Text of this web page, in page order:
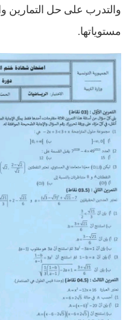
والتدرب على حل التمارين
مستوياتها.